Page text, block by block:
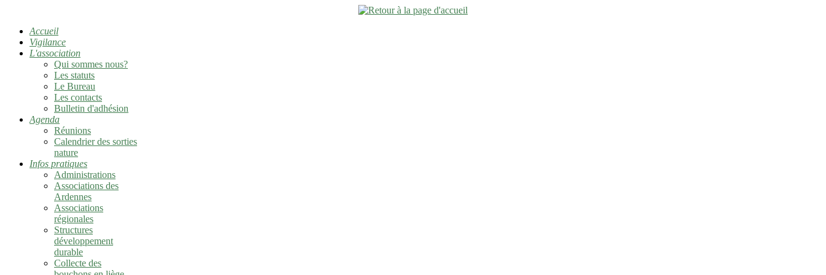
Accueil
Vigilance
L'association
Qui sommes nous?
Les statuts
Le Bureau
Les contacts
Bulletin d'adhésion
Agenda
Réunions
Calendrier des sorties
nature
Infos pratiques
Administrations
Associations des
Ardennes
Associations
régionales
Structures
développement
durable
Collecte des